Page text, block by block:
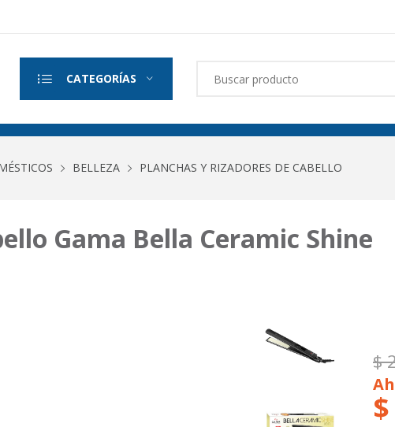
CATEGORÍAS
BELLEZA PLANCHAS Y RIZADORES DE CABELLO
Gama Bella Ceramic Shine
$